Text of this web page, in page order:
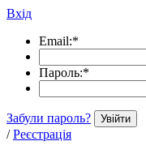
Вхід
Email:*
Пароль:*
Забули пароль? Увійти
/ Реєстрація